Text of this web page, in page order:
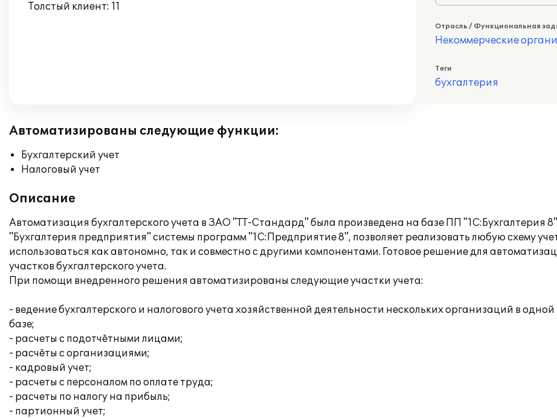
Толстый клиент: 11
Отрасль / Функциональная
Некоммерческие
Теги
бухгалтерия
Автоматизированы следующие функции:
Бухгалтерский учет
Налоговый учет
Описание
Автоматизация бухгалтерского учета в ЗАО "ТТ-Стандард" была произведена на базе ПП "1С:Бухгалтерия
"Бухгалтерия предприятия" системы программ "1С:Предприятие 8", позволяет реализовать любую схему
использоваться как автономно, так и совместно с другими компонентами. Готовое решение для
участков бухгалтерского учета.
При помощи внедренного решения автоматизированы следующие участки учета:
- ведение бухгалтерского и налогового учета хозяйственной деятельности нескольких организаций в
базе;
- расчеты с подотчётными лицами;
- расчёты с организациями;
- кадровый учет;
- расчеты с персоналом по оплате труда;
- расчеты по налогу на прибыль;
- партионный учет;